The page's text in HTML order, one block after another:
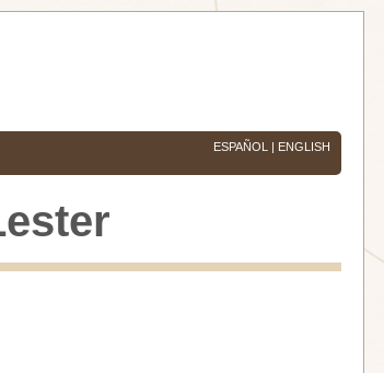
ESPAÑOL | ENGLISH